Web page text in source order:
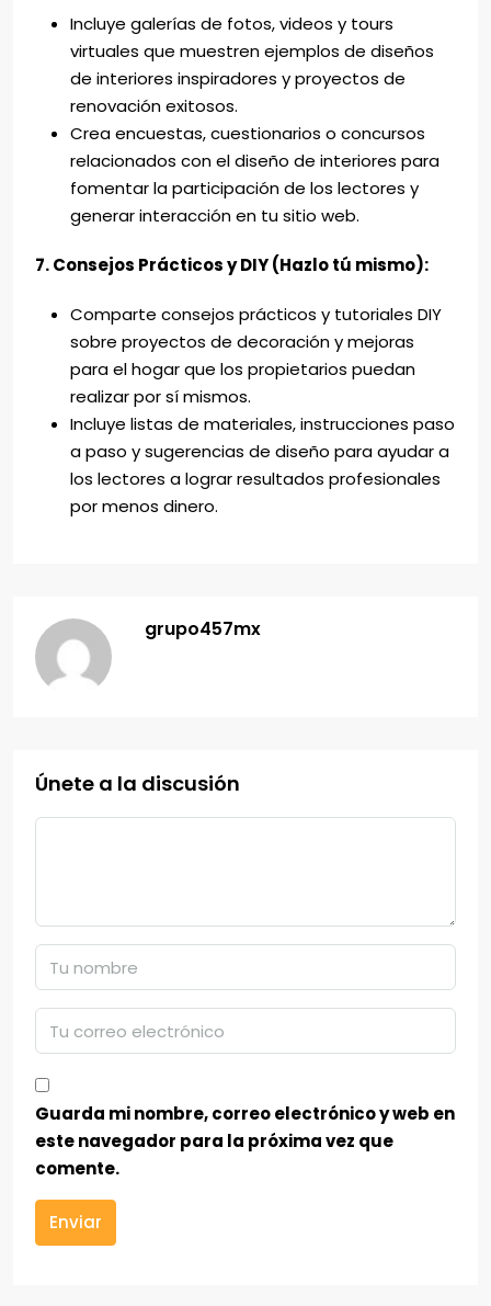
Incluye galerías de fotos, videos y tours
virtuales que muestren ejemplos de diseños
de interiores inspiradores y proyectos de
renovación exitosos.
Crea encuestas, cuestionarios o concursos
relacionados con el diseño de interiores para
fomentar la participación de los lectores y
generar interacción en tu sitio web.
7. Consejos Prácticos y DIY (Hazlo tú mismo):
Comparte consejos prácticos y tutoriales DIY
sobre proyectos de decoración y mejoras
para el hogar que los propietarios puedan
realizar por sí mismos.
Incluye listas de materiales, instrucciones paso
a paso y sugerencias de diseño para ayudar a
los lectores a lograr resultados profesionales
por menos dinero.
grupo457mx
Únete a la discusión
Guarda mi nombre, correo electrónico y web en
este navegador para la próxima vez que
comente.
Enviar